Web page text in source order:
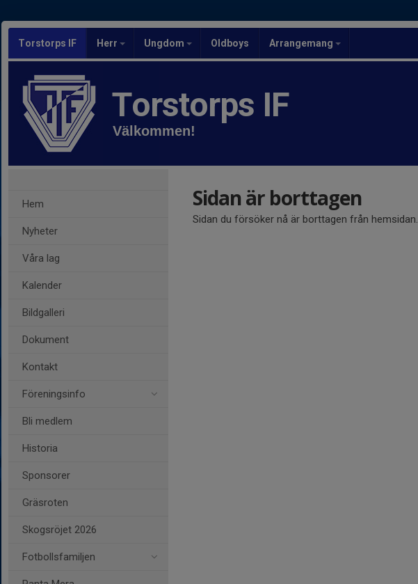
Torstorps IF Herr Ungdom Oldboys Arrangemang
Torstorps IF
Välkommen!
Hem
Nyheter
Våra lag
Kalender
Bildgalleri
Dokument
Kontakt
Föreningsinfo
Bli medlem
Historia
Sponsorer
Gräsroten
Skogsröjet 2026
Fotbollsfamiljen
Sidan är borttagen
Sidan du försöker nå är borttagen från hemsidan.